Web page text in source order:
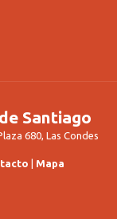
Santiago
680, Las Condes
Mapa